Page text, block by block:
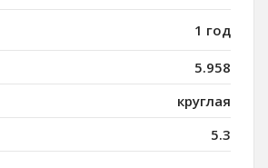
1 год
5.958
круглая
5.3